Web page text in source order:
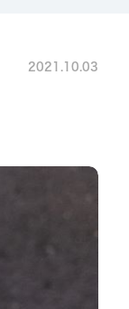
2021.10.03